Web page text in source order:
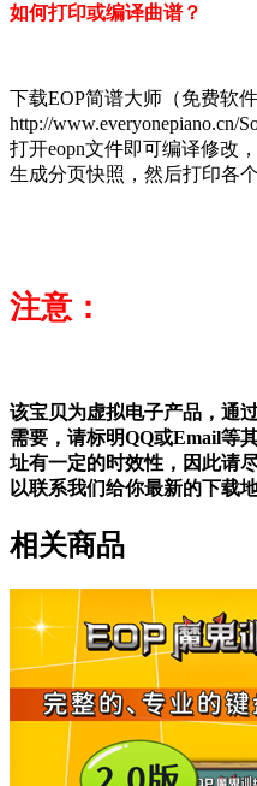
如何打印或编译曲谱？
下载EOP简谱大师（免费软件
http://www.everyonepiano.cn/
打开eopn文件即可编译修改
生成分页快照，然后打印各
注意：
该宝贝为虚拟电子产品，通
需要，请标明QQ或Email等
址有一定的时效性，因此请
以联系我们给你最新的下载地
相关商品